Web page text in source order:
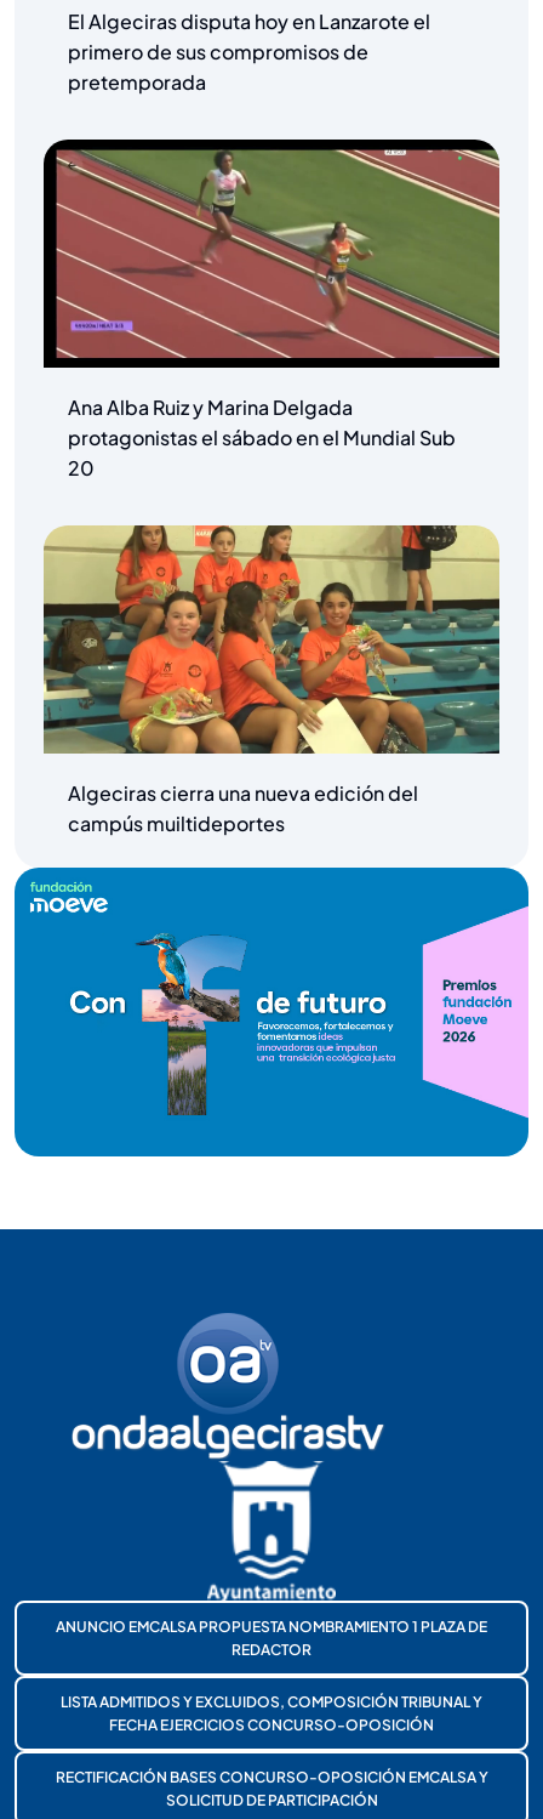
El Algeciras disputa hoy en Lanzarote el
primero de sus compromisos de
pretemporada
Ana Alba Ruiz y Marina Delgada
protagonistas el sábado en el Mundial Sub
20
Algeciras cierra una nueva edición del
campús muiltideportes
ANUNCIO EMCALSA PROPUESTA NOMBRAMIENTO 1 PLAZA DE
REDACTOR
LISTA ADMITIDOS Y EXCLUIDOS, COMPOSICIÓN TRIBUNAL Y
FECHA EJERCICIOS CONCURSO-OPOSICIÓN
RECTIFICACIÓN BASES CONCURSO-OPOSICIÓN EMCALSA Y
SOLICITUD DE PARTICIPACIÓN